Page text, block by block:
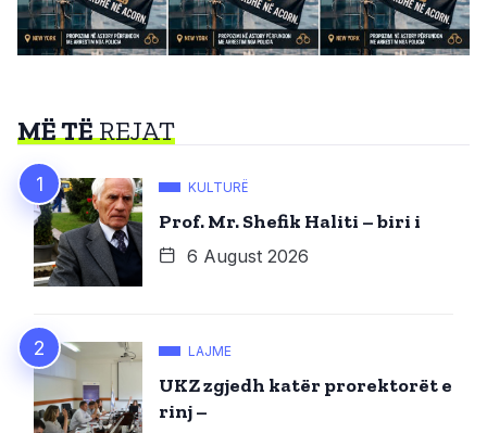
MË TËREJAT
KULTURË
Prof. Mr. Shefik Haliti – biri i
6 August 2026
LAJME
UKZ zgjedh katër prorektorët e
rinj –